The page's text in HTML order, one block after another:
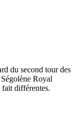
du second tour des
Royal
fait différentes.